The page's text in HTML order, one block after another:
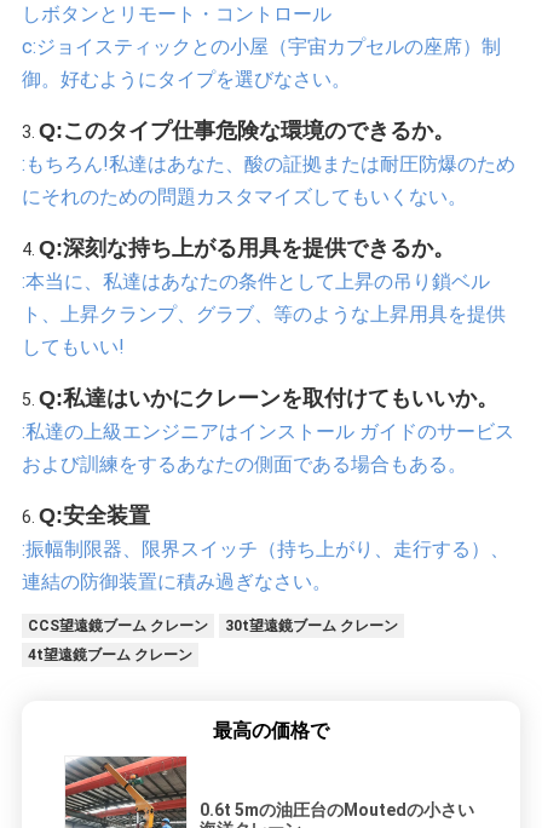
しボタンとリモート・コントロール
c:ジョイスティックとの小屋（宇宙カプセルの座席）制
御。好むようにタイプを選びなさい。
3. Q:このタイプ仕事危険な環境のできるか。
:もちろん!私達はあなた、酸の証拠または耐圧防爆のため
にそれのための問題カスタマイズしてもいくない。
4. Q:深刻な持ち上がる用具を提供できるか。
:本当に、私達はあなたの条件として上昇の吊り鎖ベル
ト、上昇クランプ、グラブ、等のような上昇用具を提供
してもいい!
5. Q:私達はいかにクレーンを取付けてもいいか。
:私達の上級エンジニアはインストール ガイドのサービス
および訓練をするあなたの側面である場合もある。
6. Q:安全装置
:振幅制限器、限界スイッチ（持ち上がり、走行する）、
連結の防御装置に積み過ぎなさい。
CCS望遠鏡ブーム クレーン
30t望遠鏡ブーム クレーン
4t望遠鏡ブーム クレーン
最高の価格で
0.6t 5mの油圧台のMoutedの小さい